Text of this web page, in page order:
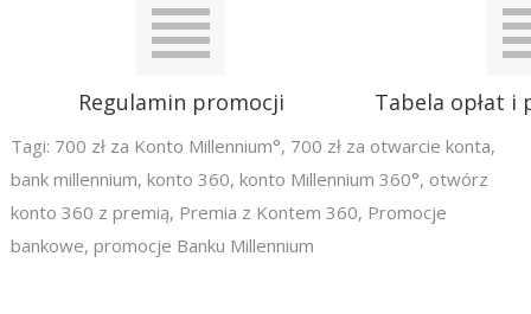
Regulamin promocji Tabela opłat i
Tagi: 700 zł za Konto Millennium°, 700 zł za otwarcie konta,
bank millennium, konto 360, konto Millennium 360°, otwórz
konto 360 z premią, Premia z Kontem 360, Promocje
bankowe, promocje Banku Millennium